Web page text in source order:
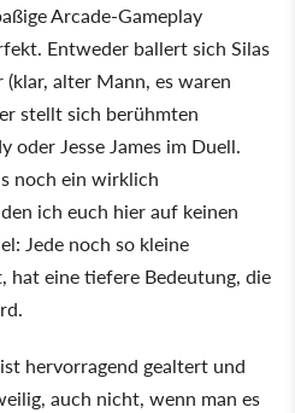
Arcade-Gameplay
Entweder ballert sich Silas
alter Mann, es waren
stellt sich berühmten
oder Jesse James im Duell.
noch ein wirklich
ich euch hier auf keinen
Jede noch so kleine
hat eine tiefere Bedeutung, die
hervorragend gealtert und
auch nicht, wenn man es